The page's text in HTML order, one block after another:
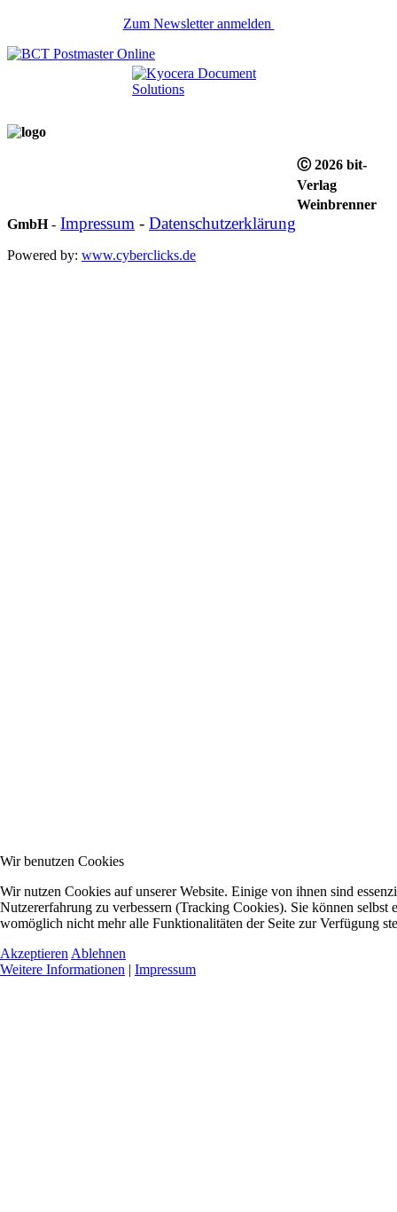
Zum Newsletter anmelden
Ⓒ 2026 bit-
Verlag
Weinbrenner
GmbH- Impressum - Datenschutzerklärung
Powered by: www.cyberclicks.de
Wir benutzen Cookies
Wir nutzen Cookies auf unserer Website. Einige von ihnen sind
Nutzererfahrung zu verbessern (Tracking Cookies). Sie können
womöglich nicht mehr alle Funktionalitäten der Seite zur Verfügung
Akzeptieren Ablehnen
Weitere Informationen | Impressum